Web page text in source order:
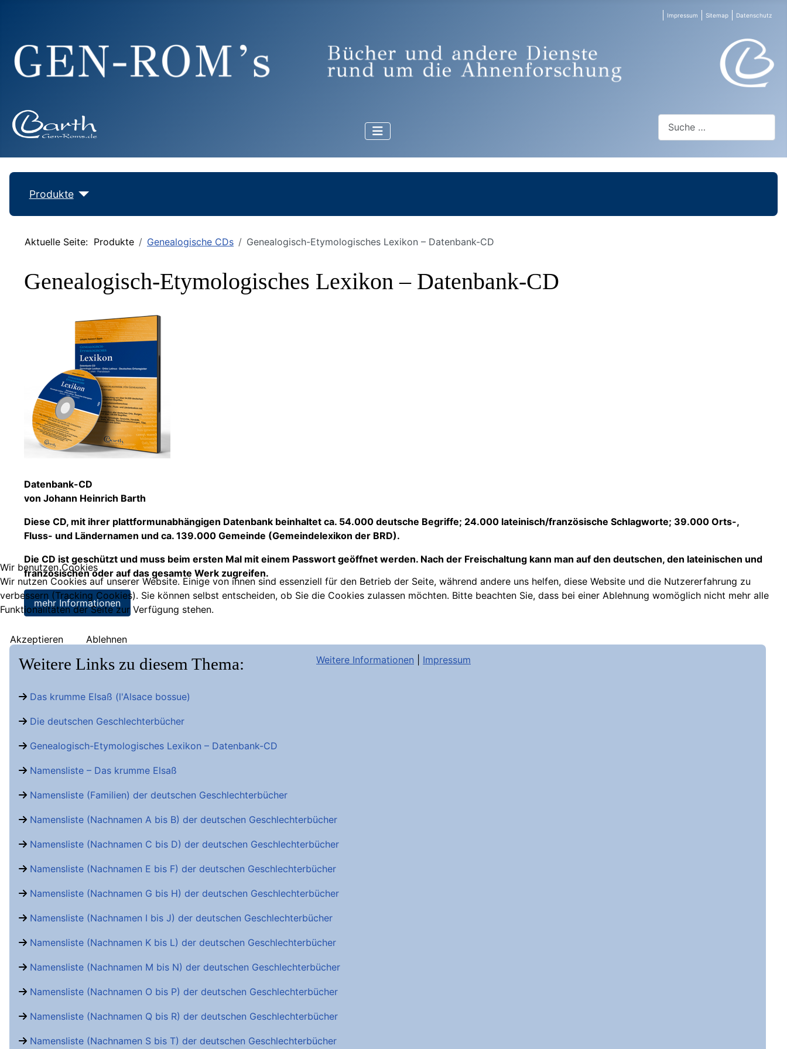
Impressum Sitemap Datenschutz
Produkte
Aktuelle Seite: Produkte Genealogische CDs Genealogisch-Etymologisches Lexikon – Datenbank-CD
Genealogisch-Etymologisches Lexikon – Datenbank-CD
Datenbank-CD
von Johann Heinrich Barth
Diese CD, mit ihrer plattformunabhängigen Datenbank beinhaltet ca. 54.000 deutsche Begriffe; 24.000 lateinisch/französische Schlagworte; 39.000 Orts-,
Fluss- und Ländernamen und ca. 139.000 Gemeinde (Gemeindelexikon der BRD).
Die CD ist geschützt und muss beim ersten Mal mit einem Passwort geöffnet werden. Nach der Freischaltung kann man auf den deutschen, den lateinischen und
französischen oder auf das gesamte Werk zugreifen.
mehr Informationen
Weitere Links zu diesem Thema:
Das krumme Elsaß (l'Alsace bossue)
Die deutschen Geschlechterbücher
Genealogisch-Etymologisches Lexikon – Datenbank-CD
Namensliste – Das krumme Elsaß
Namensliste (Familien) der deutschen Geschlechterbücher
Namensliste (Nachnamen A bis B) der deutschen Geschlechterbücher
Namensliste (Nachnamen C bis D) der deutschen Geschlechterbücher
Namensliste (Nachnamen E bis F) der deutschen Geschlechterbücher
Namensliste (Nachnamen G bis H) der deutschen Geschlechterbücher
Namensliste (Nachnamen I bis J) der deutschen Geschlechterbücher
Namensliste (Nachnamen K bis L) der deutschen Geschlechterbücher
Namensliste (Nachnamen M bis N) der deutschen Geschlechterbücher
Namensliste (Nachnamen O bis P) der deutschen Geschlechterbücher
Namensliste (Nachnamen Q bis R) der deutschen Geschlechterbücher
Namensliste (Nachnamen S bis T) der deutschen Geschlechterbücher
Wir benutzen Cookies
Wir nutzen Cookies auf unserer Website. Einige von ihnen sind essenziell für den Betrieb der Seite, während andere uns helfen, diese Website und die Nutzererfahrung zu
verbessern (Tracking Cookies). Sie können selbst entscheiden, ob Sie die Cookies zulassen möchten. Bitte beachten Sie, dass bei einer Ablehnung womöglich nicht mehr alle
Funktionalitäten der Seite zur Verfügung stehen.
Akzeptieren
Ablehnen
Weitere Informationen
Impressum